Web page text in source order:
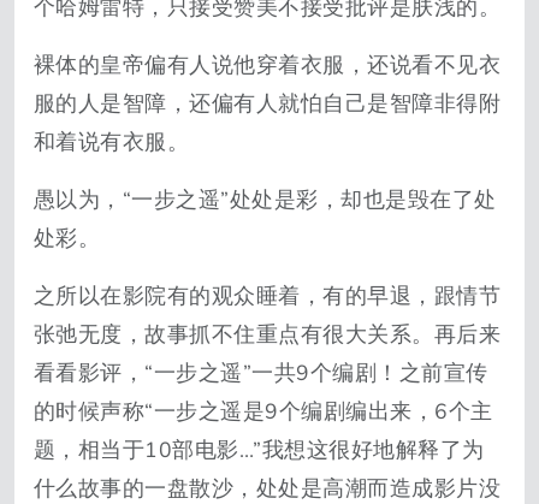
个哈姆雷特，只接受赞美不接受批评是肤浅的。
裸体的皇帝偏有人说他穿着衣服，还说看不见衣
服的人是智障，还偏有人就怕自己是智障非得附
和着说有衣服。
愚以为，“一步之遥”处处是彩，却也是毁在了处
处彩。
之所以在影院有的观众睡着，有的早退，跟情节
张弛无度，故事抓不住重点有很大关系。再后来
看看影评，“一步之遥”一共9个编剧！之前宣传
的时候声称“一步之遥是9个编剧编出来，6个主
题，相当于10部电影…”我想这很好地解释了为
什么故事的一盘散沙，处处是高潮而造成影片没